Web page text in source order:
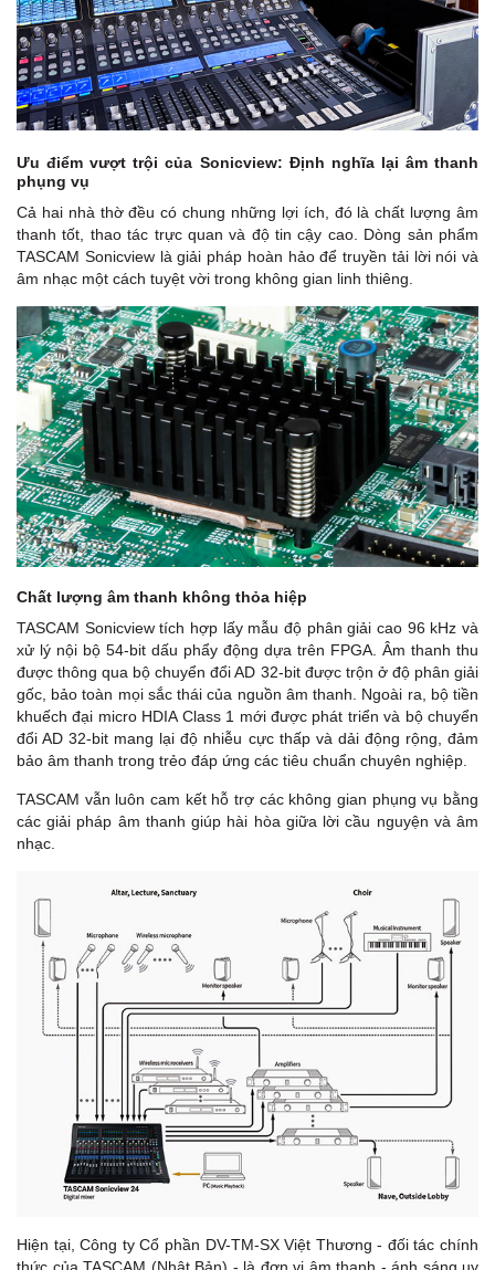
Ưu điểm vượt trội của Sonicview: Định nghĩa lại âm thanh
phụng vụ
Cả hai nhà thờ đều có chung những lợi ích, đó là chất lượng âm
thanh tốt, thao tác trực quan và độ tin cậy cao. Dòng sản phẩm
TASCAM Sonicview là giải pháp hoàn hảo để truyền tải lời nói và
âm nhạc một cách tuyệt vời trong không gian linh thiêng.
Chất lượng âm thanh không thỏa hiệp
TASCAM Sonicview tích hợp lấy mẫu độ phân giải cao 96 kHz và
xử lý nội bộ 54-bit dấu phẩy động dựa trên FPGA. Âm thanh thu
được thông qua bộ chuyển đổi AD 32-bit được trộn ở độ phân giải
gốc, bảo toàn mọi sắc thái của nguồn âm thanh. Ngoài ra, bộ tiền
khuếch đại micro HDIA Class 1 mới được phát triển và bộ chuyển
đổi AD 32-bit mang lại độ nhiễu cực thấp và dải động rộng, đảm
bảo âm thanh trong trẻo đáp ứng các tiêu chuẩn chuyên nghiệp.
TASCAM vẫn luôn cam kết hỗ trợ các không gian phụng vụ bằng
các giải pháp âm thanh giúp hài hòa giữa lời cầu nguyện và âm
nhạc.
Hiện tại, Công ty Cổ phần DV-TM-SX Việt Thương - đối tác chính